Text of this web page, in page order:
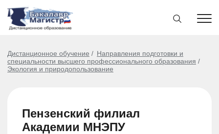
Дистанционное обучение
Направления подготовки и
специальности высшего профессионального образования
Экология и природопользование
Пензенский филиал
Академии МНЭПУ